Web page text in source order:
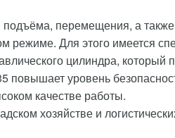
перемещения, а
Для этого имеется
цилиндра, который
повышает уровень
качестве работы.
хозяйстве и